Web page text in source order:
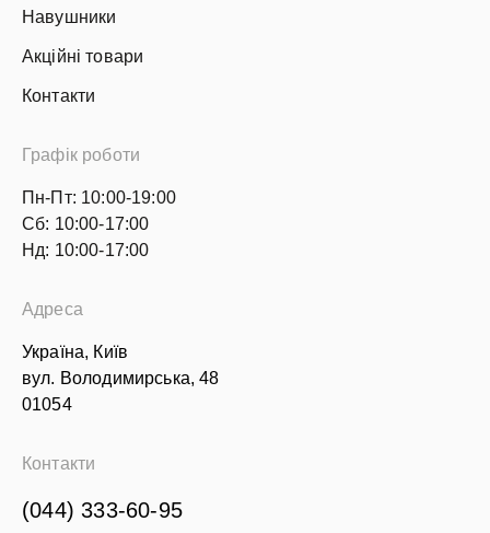
Навушники
Акційні товари
Контакти
Графік роботи
Пн-Пт: 10:00-19:00
Сб: 10:00-17:00
Нд: 10:00-17:00
Адреса
Україна, Київ
вул. Володимирська, 48
01054
Контакти
(044) 333-60-95